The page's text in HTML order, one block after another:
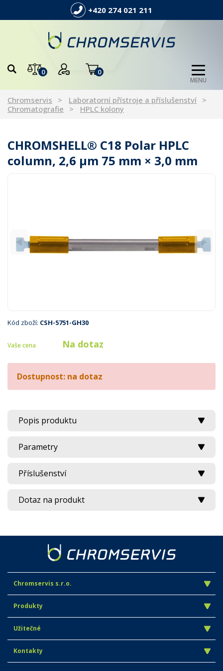
+420 274 021 211
0 0
MENU
Chromservis
Laboratorní přístroje a příslušenství
Chromatografie
HPLC kolony
CHROMSHELL® C18 Polar HPLC
column, 2,6 µm 75 mm × 3,0 mm
Kód zboží: CSH-5751-GH30
Vaše cena Na dotaz
Dostupnost: na dotaz
Popis produktu
Parametry
Příslušenství
Dotaz na produkt
Chromservis s.r.o.
Produkty
Užitečné
Kontakty